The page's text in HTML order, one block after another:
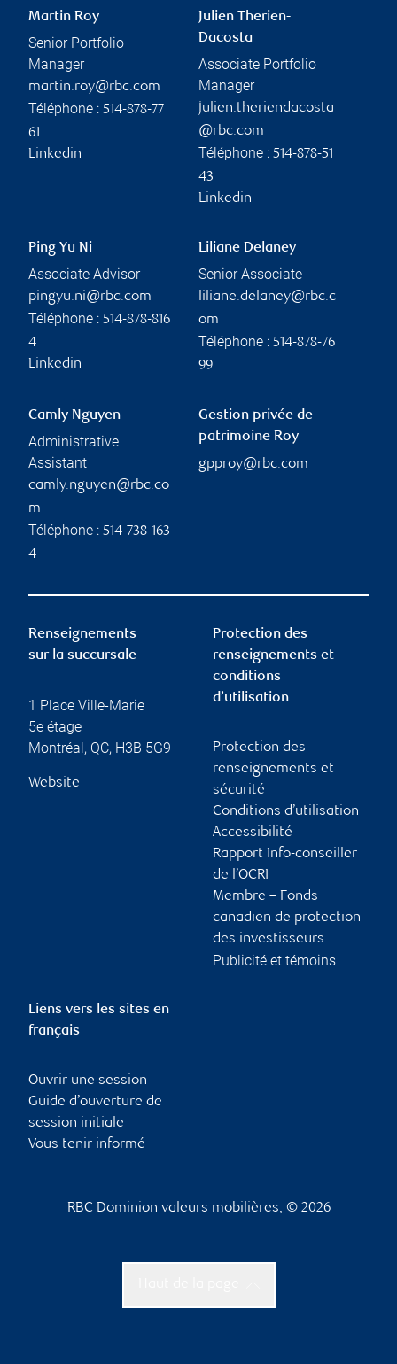
Martin Roy
Senior Portfolio
Manager
martin.roy@rbc.com
Téléphone : 514-878-77
61
Linkedin
Julien Therien-
Dacosta
Associate Portfolio
Manager
julien.theriendacosta
@rbc.com
Téléphone : 514-878-51
43
Linkedin
Ping Yu Ni
Associate Advisor
pingyu.ni@rbc.com
Téléphone : 514-878-816
4
Linkedin
Liliane Delaney
Senior Associate
liliane.delaney@rbc.c
om
Téléphone : 514-878-76
99
Camly Nguyen
Administrative
Assistant
camly.nguyen@rbc.co
m
Téléphone : 514-738-163
4
Gestion privée de
patrimoine Roy
gpproy@rbc.com
Renseignements
sur la succursale
1 Place Ville-Marie
5e étage
Montréal, QC, H3B 5G9
Website
Protection des
renseignements et
conditions
d’utilisation
Protection des
renseignements et
sécurité
Conditions d’utilisation
Accessibilité
Rapport Info-conseiller
de l’OCRI
Membre – Fonds
canadien de protection
des investisseurs
Publicité et témoins
Liens vers les sites en
français
Ouvrir une session
Guide d’ouverture de
session initiale
Vous tenir informé
RBC Dominion valeurs mobilières, © 2026